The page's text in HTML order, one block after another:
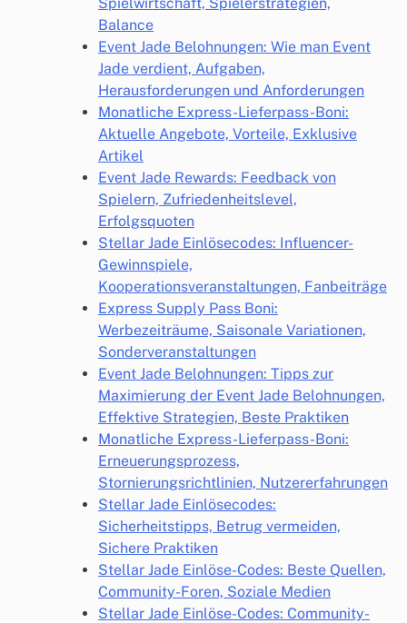
Balance
Event Jade Belohnungen: Wie man Event
Jade verdient, Aufgaben,
Herausforderungen und Anforderungen
Monatliche Express-Lieferpass-Boni:
Aktuelle Angebote, Vorteile, Exklusive
Artikel
Event Jade Rewards: Feedback von
Spielern, Zufriedenheitslevel,
Erfolgsquoten
Stellar Jade Einlösecodes: Influencer-
Gewinnspiele,
Kooperationsveranstaltungen, Fanbeiträge
Express Supply Pass Boni:
Werbezeiträume, Saisonale Variationen,
Sonderveranstaltungen
Event Jade Belohnungen: Tipps zur
Maximierung der Event Jade Belohnungen,
Effektive Strategien, Beste Praktiken
Monatliche Express-Lieferpass-Boni:
Erneuerungsprozess,
Stornierungsrichtlinien, Nutzererfahrungen
Stellar Jade Einlösecodes:
Sicherheitstipps, Betrug vermeiden,
Sichere Praktiken
Stellar Jade Einlöse-Codes: Beste Quellen,
Community-Foren, Soziale Medien
Stellar Jade Einlöse-Codes: Community-